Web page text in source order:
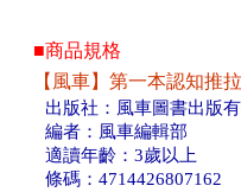
■商品規格
【風車】第一本認知推
出版社：風車圖書出版
編者：風車編輯部
適讀年齡：3歲以上
條碼：4714426807162